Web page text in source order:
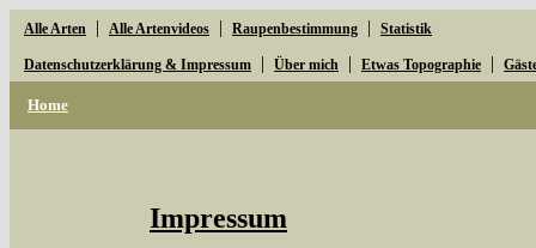
Alle Arten | Alle Artenvideos | Raupenbestimmung | Statistik
Datenschutzerklärung & Impressum | Über mich | Etwas Topographie |
Home
Impressum